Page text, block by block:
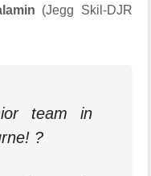
(Jegg Skil-DJR
team in
?